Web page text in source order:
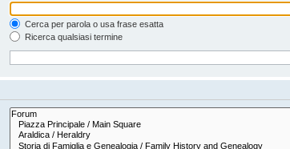
Cerca per parola o usa frase esatta
Ricerca qualsiasi termine